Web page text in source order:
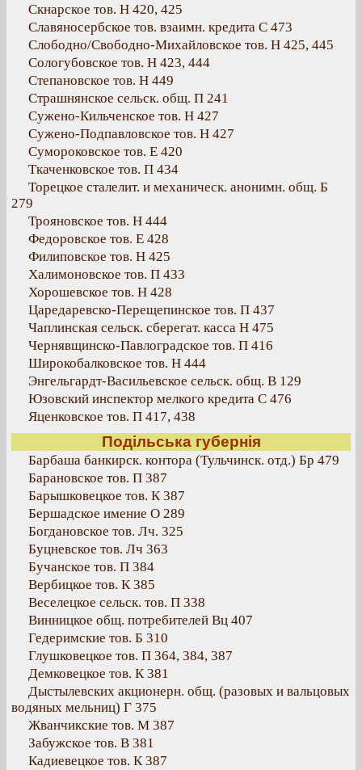
Скнарское тов. Н 420, 425
Славяносербское тов. взаимн. кредита С 473
Слободно/Свободно-Михайловское тов. Н 425, 445
Сологубовское тов. Н 423, 444
Степановское тов. Н 449
Страшнянское сельск. общ. П 241
Сужено-Кильченское тов. Н 427
Сужено-Подпавловское тов. Н 427
Сумороковское тов. Е 420
Ткаченковское тов. П 434
Торецкое сталелит. и механическ. анонимн. общ. Б
279
Трояновское тов. Н 444
Федоровское тов. Е 428
Филиповское тов. Н 425
Халимоновское тов. П 433
Хорошевское тов. Н 428
Царедаревско-Перещепинское тов. П 437
Чаплинская сельск. сберегат. касса Н 475
Чернявщинско-Павлоградское тов. П 416
Широкобалковское тов. Н 444
Энгельгардт-Васильевское сельск. общ. В 129
Юзовский инспектор мелкого кредита С 476
Яценковское тов. П 417, 438
Подільська губернія
Барбаша банкирск. контора (Тульчинск. отд.) Бр 479
Барановское тов. П 387
Барышковецкое тов. К 387
Бершадское имение О 289
Богдановское тов. Лч. 325
Буцневское тов. Лч 363
Бучанское тов. П 384
Вербицкое тов. К 385
Веселецкое сельск. тов. П 338
Винницкое общ. потребителей Вц 407
Гедеримские тов. Б 310
Глушковецкое тов. П 364, 384, 387
Демковецкое тов. К 381
Дыстылевских акционерн. общ. (разовых и вальцовых
водяных мельниц) Г 375
Жванчикские тов. М 387
Забужское тов. В 381
Кадиевецкое тов. К 387